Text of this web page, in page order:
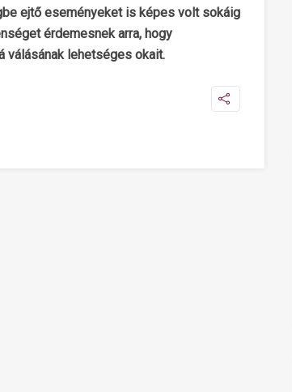
ejtő eseményeket is képes volt sokáig
érdemesnek arra, hogy
válásának lehetséges okait.